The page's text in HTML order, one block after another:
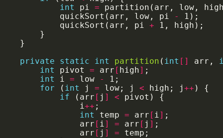
int
pi =
            quickSort(arr, low, pi
-
            quickSort(arr, pi
+
private
static int partition ( int [] arr,
int
pivot = arr [ high]
int
i = low -
for ( int j = low; j < high; j++
if (arr [ j ] <
                i
++
int
temp = arr [ i]
                arr
[ i] = arr [ j ]
                arr
[ j ] =